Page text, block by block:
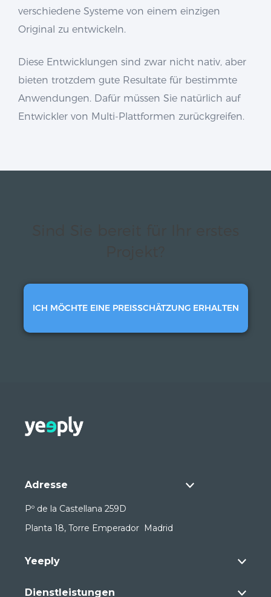
verschiedene Systeme von einem einzigen
Original zu entwickeln.
Diese Entwicklungen sind zwar nicht nativ, aber
bieten trotzdem gute Resultate für bestimmte
Anwendungen. Dafür müssen Sie natürlich auf
Entwickler von Multi-Plattformen zurückgreifen.
ICH MÖCHTE EINE PREISSCHÄTZUNG ERHALTEN
Adresse
Pº de la Castellana 259D
Planta 18, Torre Emperador Madrid
Yeeply
Dienstleistungen